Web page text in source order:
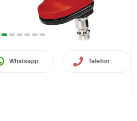
Whatsapp Telefon